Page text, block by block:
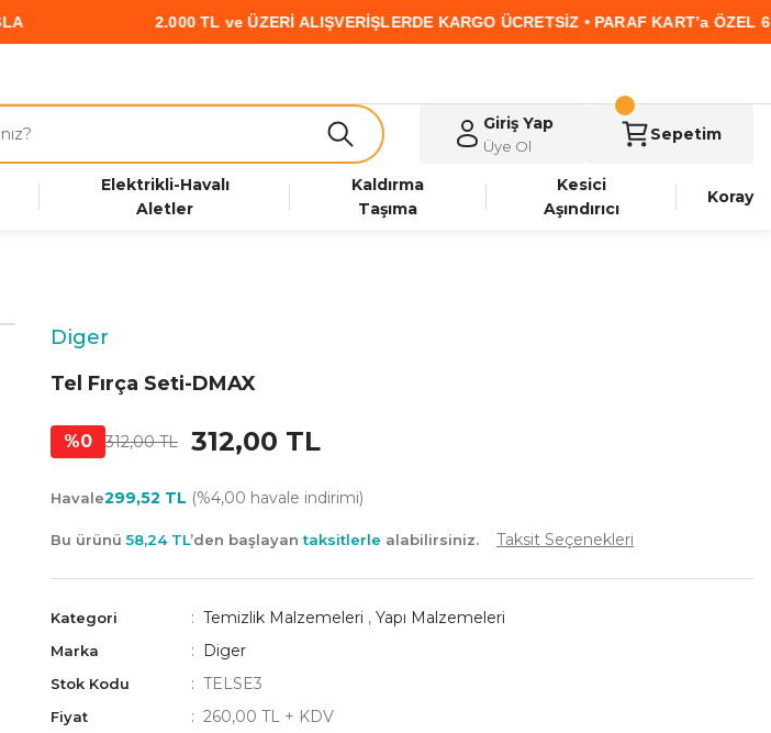
2.000 TL ve ÜZERİ ALIŞVERİŞLERDE KARGO ÜCRETSİZ • PARAF KART’a ÖZEL 6
Giriş Yap
Üye Ol
Sepetim
Elektrikli-Havalı
Aletler
Kaldırma
Taşıma
Kesici
Aşındırıcı
Koray
Diger
Tel Fırça Seti-DMAX
%0 312,00 TL 312,00 TL
Havale299,52 TL (%4,00 havale indirimi)
Bu ürünü58,24 TL’den başlayantaksitlerle alabilirsiniz. Taksit Seçenekleri
Kategori Temizlik Malzemeleri , Yapı Malzemeleri
Marka Diger
Stok Kodu TELSE3
Fiyat 260,00 TL + KDV